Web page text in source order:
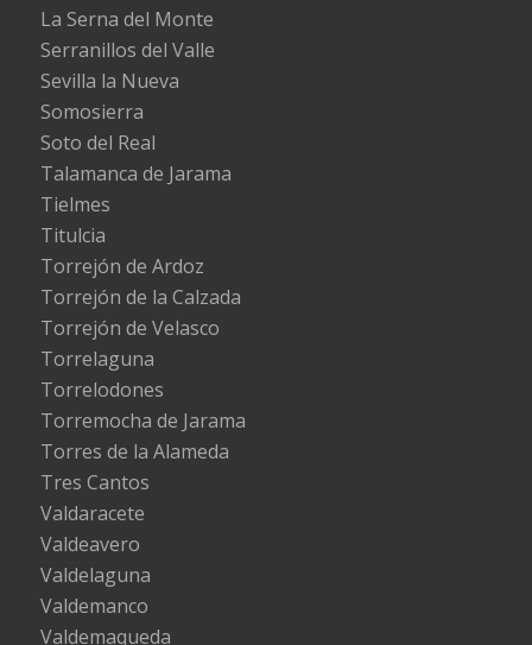
La Serna del Monte
Serranillos del Valle
Sevilla la Nueva
Somosierra
Soto del Real
Talamanca de Jarama
Tielmes
Titulcia
Torrejón de Ardoz
Torrejón de la Calzada
Torrejón de Velasco
Torrelaguna
Torrelodones
Torremocha de Jarama
Torres de la Alameda
Tres Cantos
Valdaracete
Valdeavero
Valdelaguna
Valdemanco
Valdemaqueda